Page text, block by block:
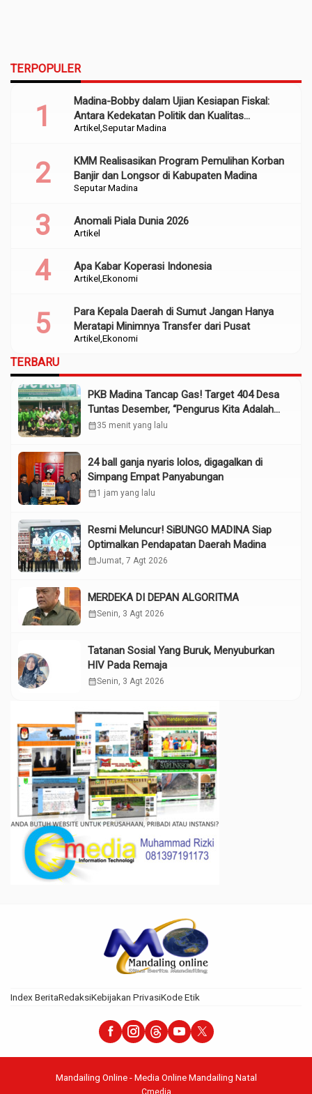
TERPOPULER
Artikel Seputar Madina
Madina-Bobby dalam Ujian Kesiapan Fiskal:
Antara Kedekatan Politik dan Kualitas
Perencanaan
Seputar Madina
KMM Realisasikan Program Pemulihan Korban
Banjir dan Longsor di Kabupaten Madina
Artikel
Anomali Piala Dunia 2026
Artikel Ekonomi
Apa Kabar Koperasi Indonesia
Artikel Ekonomi
Para Kepala Daerah di Sumut Jangan Hanya
Meratapi Minimnya Transfer dari Pusat
TERBARU
PKB Madina Tancap Gas! Target 404 Desa
Tuntas Desember, “Pengurus Kita Adalah
Tokoh”
calendar_month35 menit yang lalu
24 ball ganja nyaris lolos, digagalkan di
Simpang Empat Panyabungan
calendar_month1 jam yang lalu
Resmi Meluncur! SiBUNGO MADINA Siap
Optimalkan Pendapatan Daerah Madina
calendar_monthJumat, 7 Agt 2026
MERDEKA DI DEPAN ALGORITMA
calendar_monthSenin, 3 Agt 2026
Tatanan Sosial Yang Buruk, Menyuburkan
HIV Pada Remaja
calendar_monthSenin, 3 Agt 2026
Index BeritaRedaksiKebijakan PrivasiKode Etik
Mandailing Online - Media Online Mandailing Natal
Cmedia